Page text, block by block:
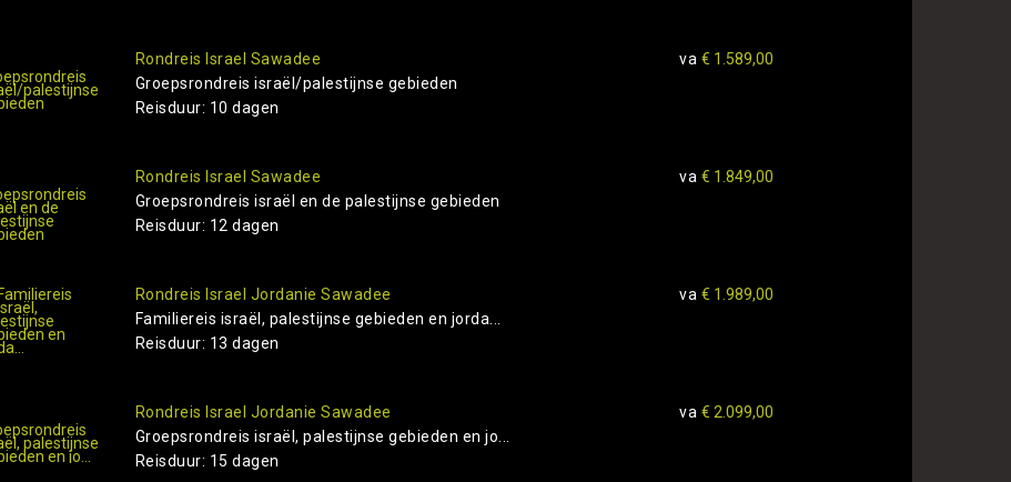
Rondreis Israel Sawadee
Groepsrondreis israël/palestijnse gebieden
Reisduur: 10 dagen
va € 1.589,00
Rondreis Israel Sawadee
Groepsrondreis israël en de palestijnse gebieden
Reisduur: 12 dagen
va € 1.849,00
Rondreis Israel Jordanie Sawadee
Familiereis israël, palestijnse gebieden en jorda...
Reisduur: 13 dagen
va € 1.989,00
Rondreis Israel Jordanie Sawadee
Groepsrondreis israël, palestijnse gebieden en jo...
Reisduur: 15 dagen
va € 2.099,00